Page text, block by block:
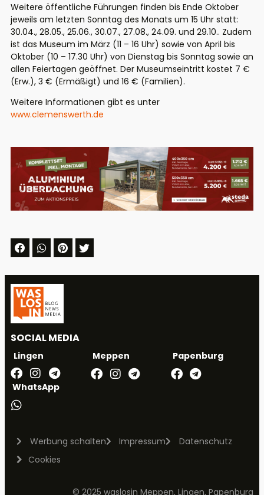
Weitere öffentliche Führungen finden bis Ende Oktober
jeweils am letzten Sonntag des Monats um 15 Uhr statt:
30.04., 28.05., 25.06., 30.07., 27.08., 24.09. und 29.10.. Zudem
ist das Museum im März (11 – 16 Uhr) sowie von April bis
Oktober (10 – 17.30 Uhr) von Dienstag bis Sonntag sowie an
allen Feiertagen geöffnet. Der Museumseintritt kostet 7 €
(Erw.), 3 € (Ermäßigt) und 16 € (Familien).
Weitere Informationen gibt es unter
www.clemenswerth.de
SOCIAL MEDIA
Lingen Meppen Papenburg
WhatsApp
Werbung schalten Impressum
Datenschutz
Cookies
© 2025 waslosin Meppen, Lingen, Papenburg